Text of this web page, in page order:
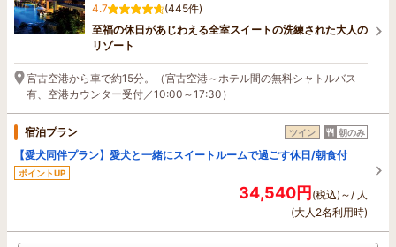
4.7
(445件)
至福の休日があじわえる全室スイートの洗練された大人の
リゾート
宮古空港から車で約15分。（宮古空港～ホテル間の無料シャトルバス
有、空港カウンター受付／10:00～17:30）
宿泊プラン ツイン 朝のみ
【愛犬同伴プラン】愛犬と一緒にスイートルームで過ごす休日/朝食付
ポイントUP
34,540円(税込)～/ 人
(大人2名利用時)